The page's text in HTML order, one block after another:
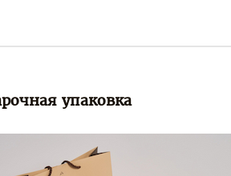
упаковка